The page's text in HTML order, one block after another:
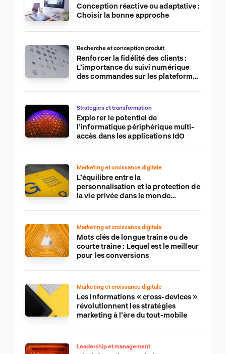
Conception réactive ou adaptative :
Choisir la bonne approche
Recherche et conception produit
Renforcer la fidélité des clients :
L’importance du suivi numérique
des commandes sur les plateformes
Stratégies et transformation
Explorer le potentiel de
l’informatique périphérique multi-
accès dans les applications IdO
Marketing et croissance digitale
L’équilibre entre la
personnalisation et la protection de
la vie privée dans le monde
Marketing et croissance digitale
Mots clés de longue traîne ou de
courte traîne : Lequel est le meilleur
pour les conversions
Marketing et croissance digitale
Les informations « cross-devices »
révolutionnent les stratégies
marketing à l’ère du tout-mobile
Leadership et management